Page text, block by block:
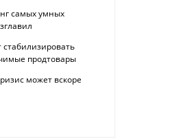
самых умных
стабилизировать
продтовары
может вскоре